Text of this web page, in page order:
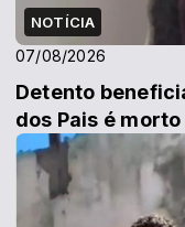
NOTÍCIA
07/08/2026
Detento
dos Pais é